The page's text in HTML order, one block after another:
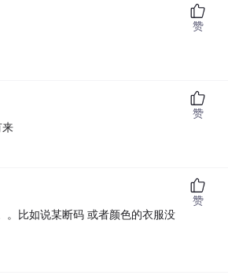
赞
来
赞
。比如说某断码 或者颜色的衣服没
赞